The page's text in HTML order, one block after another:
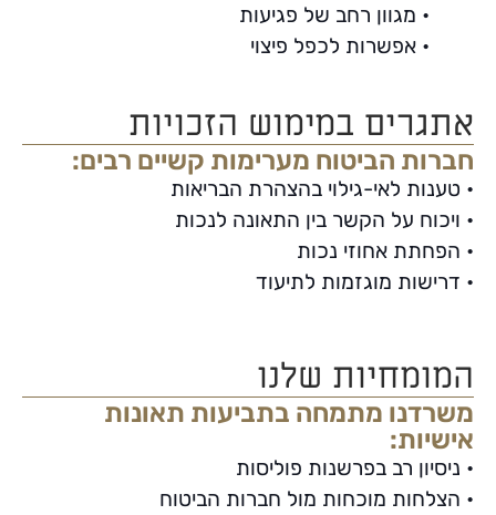
• מגוון רחב של פגיעות
• אפשרות לכפל פיצוי
אתגרים במימוש הזכויות
חברות הביטוח מערימות קשיים רבים:
• טענות לאי-גילוי בהצהרת הבריאות
• ויכוח על הקשר בין התאונה לנכות
• הפחתת אחוזי נכות
• דרישות מוגזמות לתיעוד
המומחיות שלנו
משרדנו מתמחה בתביעות תאונות
אישיות:
• ניסיון רב בפרשנות פוליסות
• הצלחות מוכחות מול חברות הביטוח